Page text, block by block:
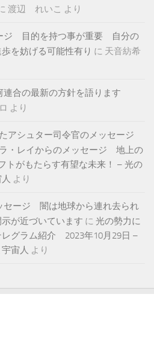
渡辺 れいこ より
ジ 目的を持つ事が重要 自分の
を妨げる可能性有り に 天音紡希
連合の最新の方針を語ります
より
アシュター司令官のメッセージ
・レイからのメッセージ 地上の
がもたらす有望な未来！ – 光の
より
セージ 闇は地球から連れ去られ
が近づいています に 光の勢力に
レグラム紹介 2023年10月29日 –
宙人 より